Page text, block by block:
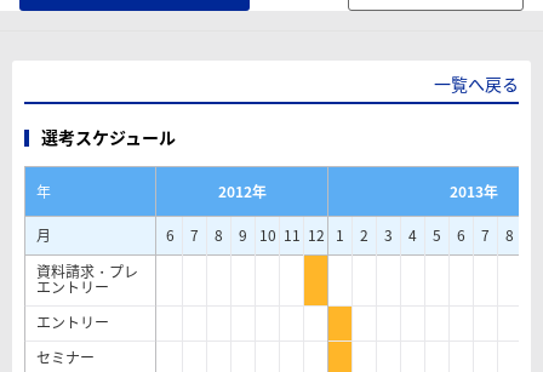
一覧へ戻る
選考スケジュール
年 2012年
2013年
月
6 7 8 9 10 11 12 1 2 3 4 5 6 7 8
資料請求・プレ
エントリー
エントリー
セミナー